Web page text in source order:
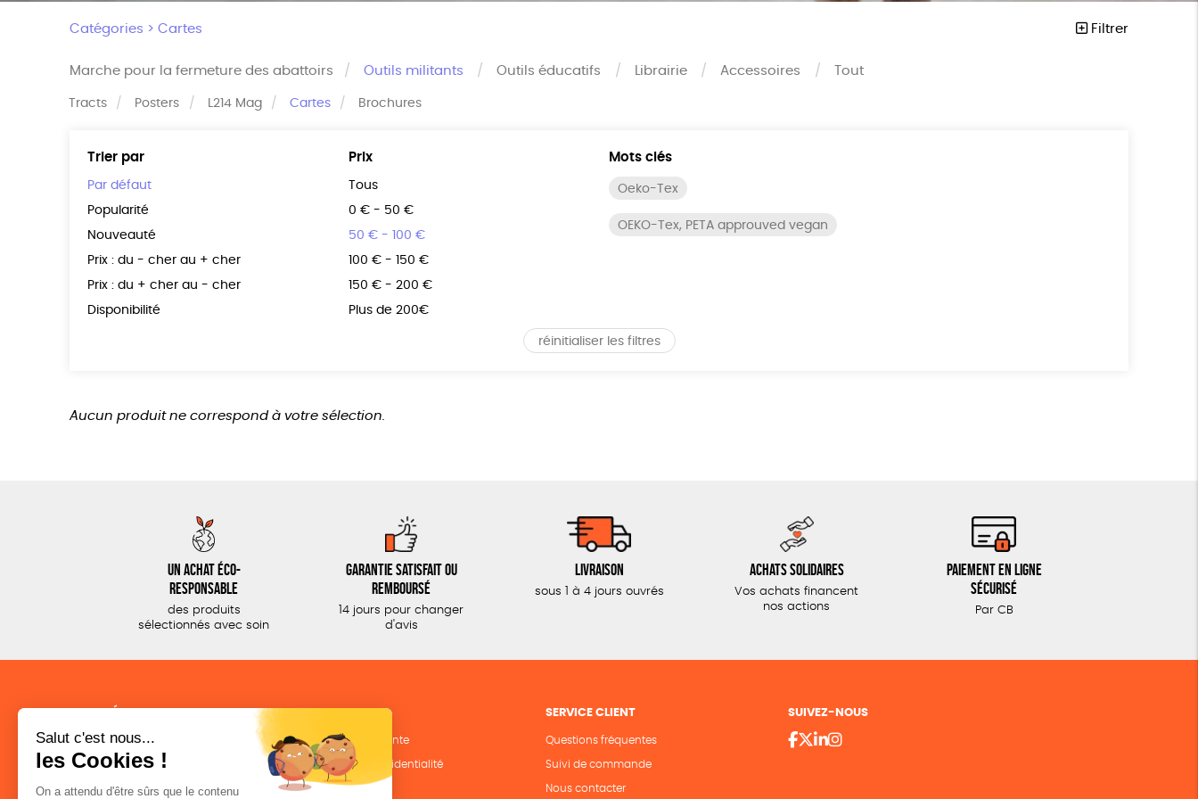
Catégories >Cartes Filtrer
Marche pour la fermeture des abattoirs Outils militants
Tracts Posters L214 Mag Cartes Brochures
Outils éducatifs Librairie Accessoires Tout
Trier par
Par défaut
Popularité
Nouveauté
Prix : du - cher au + cher
Prix : du + cher au - cher
Disponibilité
Prix
Tous
0 € - 50 €
50 € - 100 €
100 € - 150 €
150 € - 200 €
Plus de 200€
Mots clés
Oeko-Tex
OEKO-Tex, PETA approuved vegan
réinitialiser les filtres
Aucun produit ne correspond à votre sélection.
Un achat éco-
responsable
des produits
sélectionnés avec soin
Garantie satisfait ou
remboursé
14 jours pour changer
d'avis
Livraison
sous 1 à 4 jours ouvrés
Achats solidaires
Vos achats financent
nos actions
Paiement en ligne
sécurisé
Par CB
Outils militants
Outils éducatifs
Librairie
Conditions de vente
Politique de confidentialité
Mentions légales
SERVICE CLIENT
Questions fréquentes
Suivi de commande
Nous contacter
SUIVEZ-NOUS